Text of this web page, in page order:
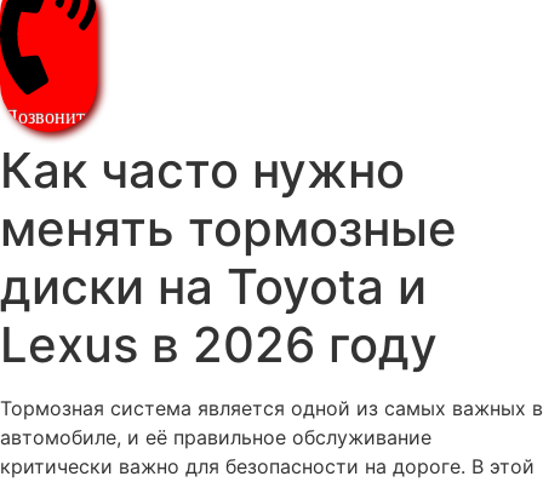
Позвонить
Как часто нужно
менять тормозные
диски на Toyota и
Lexus в 2026 году
Тормозная система является одной из самых важных в
автомобиле, и её правильное обслуживание
критически важно для безопасности на дороге. В этой